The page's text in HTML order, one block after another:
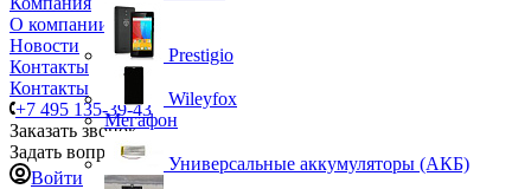
О компании
Новости
Контакты
Контакты
+7 495 135-39-43
Заказать звонок
Задать вопрос
Войти
Prestigio
Wileyfox
Мегафон
Универсальные аккумуляторы (АКБ)